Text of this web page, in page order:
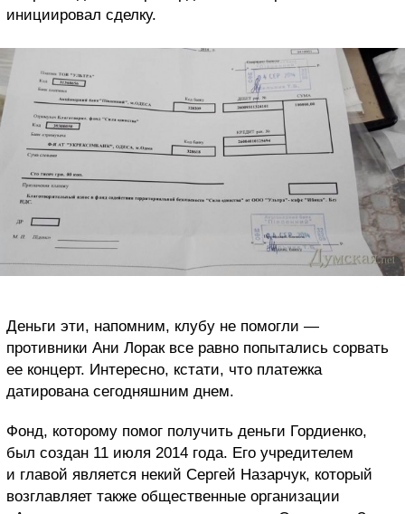
инициировал сделку.
Деньги эти, напомним, клубу не помогли —
противники Ани Лорак все равно попытались сорвать
ее концерт. Интересно, кстати, что платежка
датирована сегодняшним днем.
Фонд, которому помог получить деньги Гордиенко,
был создан 11 июля 2014 года. Его учредителем
и главой является некий Сергей Назарчук, который
возглавляет также общественные организации